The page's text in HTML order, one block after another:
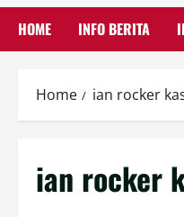
HOME INFO BERITA
Home ian rocker
ian rocker